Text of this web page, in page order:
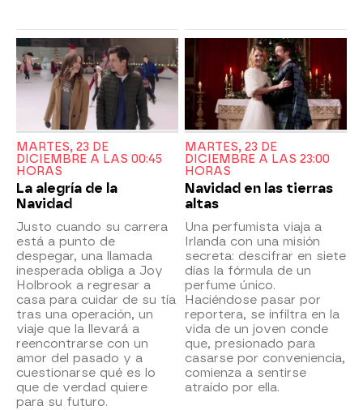
MARTES, 23 DE
DICIEMBRE A LAS 00:45
HORAS
La alegría de la
Navidad
Justo cuando su carrera
está a punto de
despegar, una llamada
inesperada obliga a Joy
Holbrook a regresar a
casa para cuidar de su tía
tras una operación, un
viaje que la llevará a
reencontrarse con un
amor del pasado y a
cuestionarse qué es lo
que de verdad quiere
para su futuro.
MARTES, 23 DE
DICIEMBRE A LAS 23:00
HORAS
Navidad en las tierras
altas
Una perfumista viaja a
Irlanda con una misión
secreta: descifrar en siete
días la fórmula de un
perfume único.
Haciéndose pasar por
reportera, se infiltra en la
vida de un joven conde
que, presionado para
casarse por conveniencia,
comienza a sentirse
atraído por ella.